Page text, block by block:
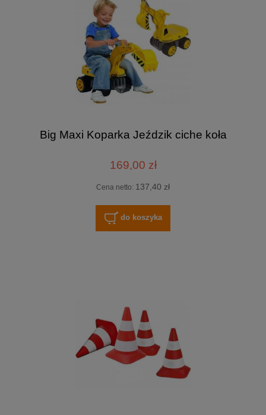
Big Maxi Koparka Jeździk ciche koła
169,00 zł
Cena netto: 137,40 zł
do koszyka